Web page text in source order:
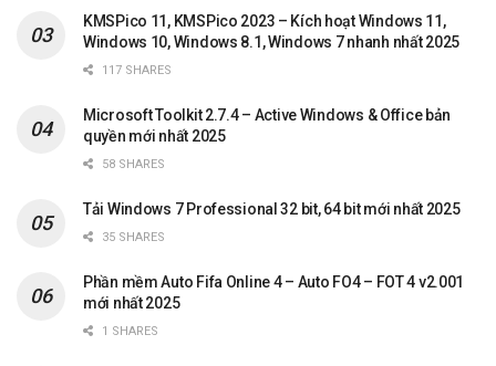
KMSPico 11, KMSPico 2023 – Kích hoạt Windows 11,
Windows 10, Windows 8.1, Windows 7 nhanh nhất 2025
117 SHARES
Microsoft Toolkit 2.7.4 – Active Windows & Office bản
quyền mới nhất 2025
58 SHARES
Tải Windows 7 Professional 32 bit, 64 bit mới nhất 2025
35 SHARES
Phần mềm Auto Fifa Online 4 – Auto FO4 – FOT 4 v2.001
mới nhất 2025
1 SHARES